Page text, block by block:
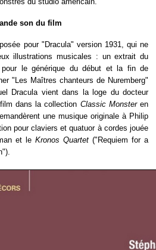
son du film
pour "Dracula" version 1931, qui ne
illustrations musicales : un extrait du
le générique du début et la fin de
"Les Maîtres chanteurs de Nuremberg"
Dracula vient dans la loge du docteur
dans la collection Classic Monsteren
une musique originale à Philip
pour claviers et quatuor à cordes jouée
et le Kronos Quartet ("Requiem for a